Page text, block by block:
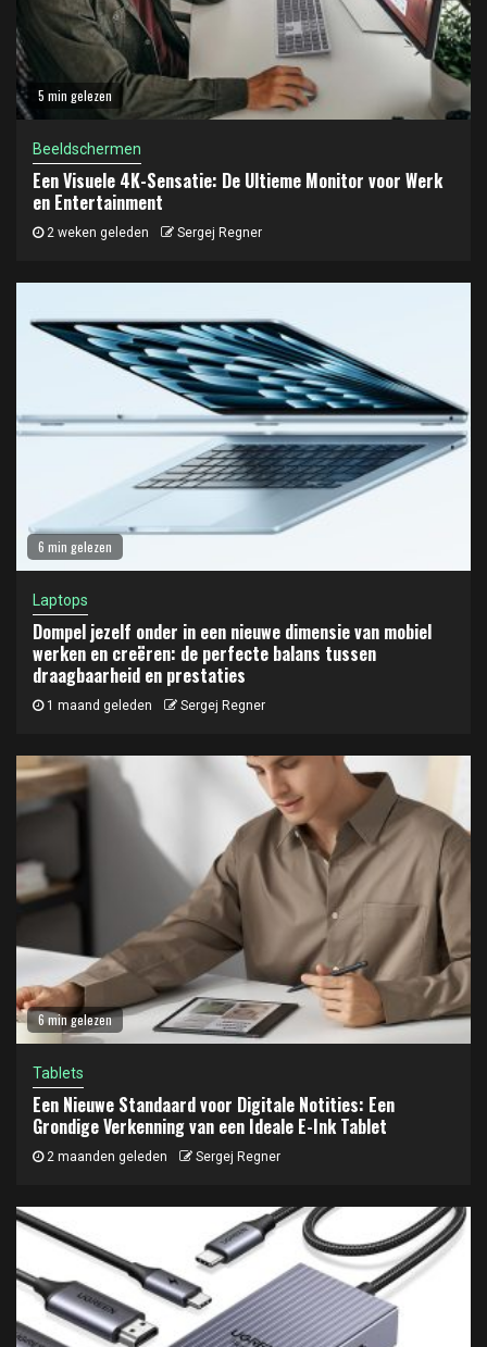
5 min gelezen
Beeldschermen
Een Visuele 4K-Sensatie: De Ultieme Monitor voor Werk
en Entertainment
2 weken geleden Sergej Regner
6 min gelezen
Laptops
Dompel jezelf onder in een nieuwe dimensie van mobiel
werken en creëren: de perfecte balans tussen
draagbaarheid en prestaties
1 maand geleden Sergej Regner
6 min gelezen
Tablets
Een Nieuwe Standaard voor Digitale Notities: Een
Grondige Verkenning van een Ideale E-Ink Tablet
2 maanden geleden Sergej Regner